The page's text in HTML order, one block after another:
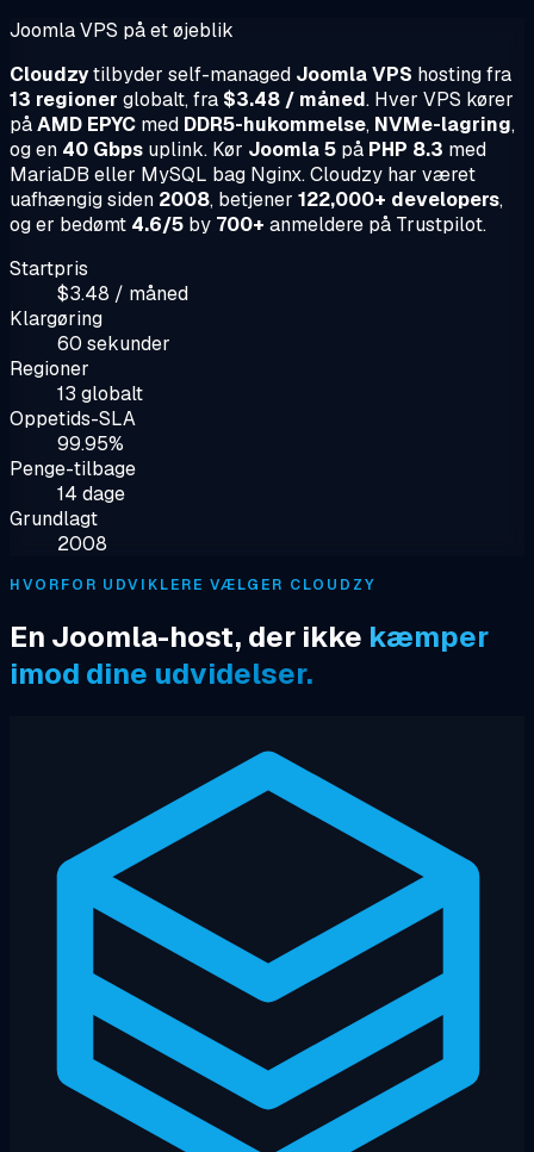
Joomla VPS på et øjeblik
Cloudzytilbyder self-managed Joomla VPS hosting fra
13 regioner globalt, fra $3.48 / måned. Hver VPS kører
påAMD EPYC med DDR5-hukommelse, NVMe-lagring,
og en 40 Gbps uplink. Kør Joomla 5 på PHP 8.3 med
MariaDB eller MySQL bag Nginx. Cloudzy har været
uafhængig siden 2008, betjener 122,000+ developers,
og er bedømt 4.6/5 by 700+ anmeldere på Trustpilot.
Startpris
$3.48 / måned
Klargøring
60 sekunder
Regioner
13 globalt
Oppetids-SLA
99.95%
Penge-tilbage
14 dage
Grundlagt
2008
HVORFOR UDVIKLERE VÆLGER CLOUDZY
En Joomla-host, der ikke kæmper
imod dine udvidelser.